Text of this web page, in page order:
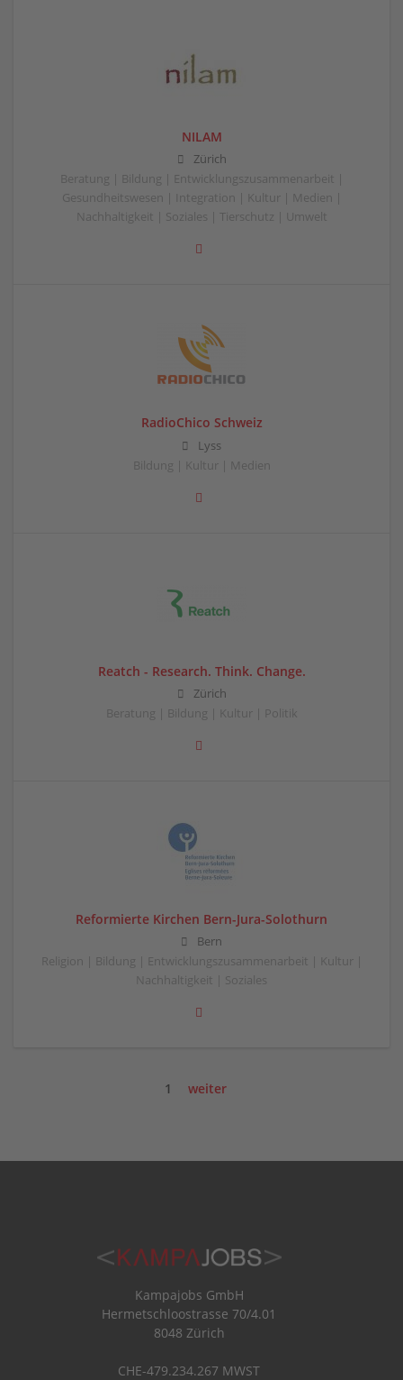
NILAM
Zürich
Beratung | Bildung | Entwicklungszusammenarbeit |
Gesundheitswesen | Integration | Kultur | Medien |
Nachhaltigkeit | Soziales | Tierschutz | Umwelt
RadioChico Schweiz
Lyss
Bildung | Kultur | Medien
Reatch - Research. Think. Change.
Zürich
Beratung | Bildung | Kultur | Politik
Reformierte Kirchen Bern-Jura-Solothurn
Bern
Religion | Bildung | Entwicklungszusammenarbeit | Kultur |
Nachhaltigkeit | Soziales
1 weiter
Kampajobs GmbH
Hermetschloostrasse 70/4.01
8048 Zürich
CHE-479.234.267 MWST